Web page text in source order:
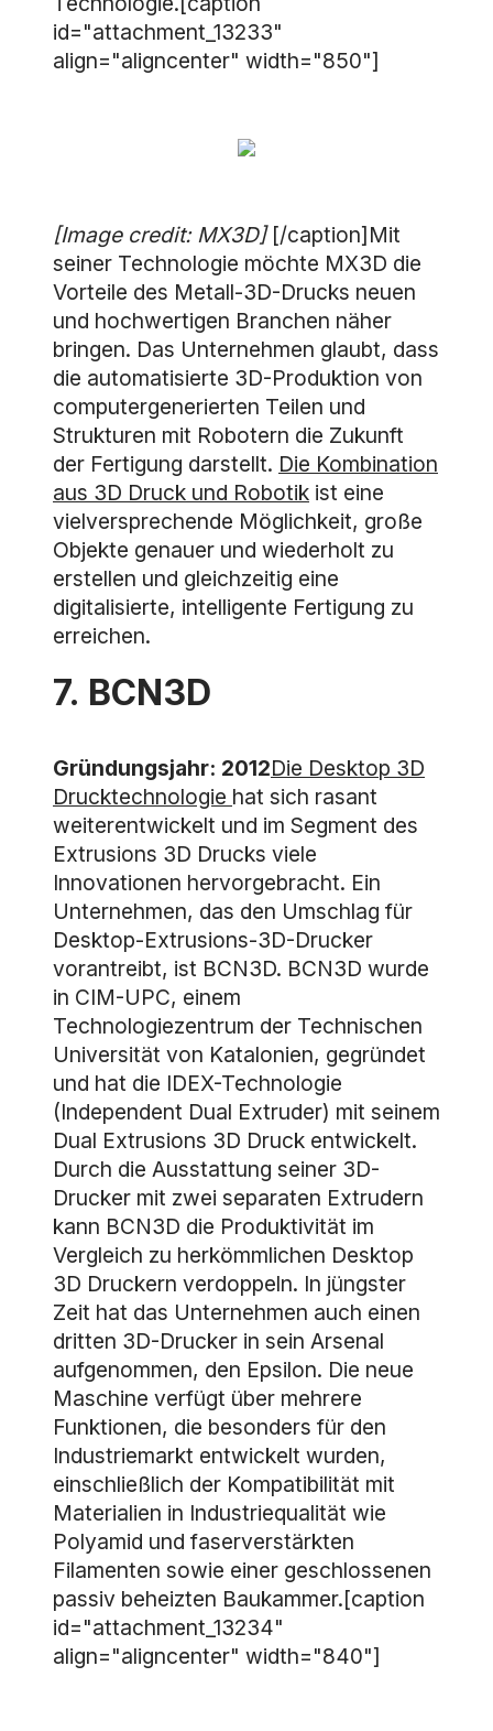
id="attachment_13233"
align="aligncenter" width="850"]
[Image credit: MX3D] [/caption]Mit
seiner Technologie möchte MX3D die
Vorteile des Metall-3D-Drucks neuen
und hochwertigen Branchen näher
bringen. Das Unternehmen glaubt, dass
die automatisierte 3D-Produktion von
computergenerierten Teilen und
Strukturen mit Robotern die Zukunft
der Fertigung darstellt. Die Kombination
aus 3D Druck und Robotik ist eine
vielversprechende Möglichkeit, große
Objekte genauer und wiederholt zu
erstellen und gleichzeitig eine
digitalisierte, intelligente Fertigung zu
erreichen.
7. BCN3D
Gründungsjahr: 2012Die Desktop 3D
Drucktechnologie hat sich rasant
weiterentwickelt und im Segment des
Extrusions 3D Drucks viele
Innovationen hervorgebracht. Ein
Unternehmen, das den Umschlag für
Desktop-Extrusions-3D-Drucker
vorantreibt, ist BCN3D. BCN3D wurde
in CIM-UPC, einem
Technologiezentrum der Technischen
Universität von Katalonien, gegründet
und hat die IDEX-Technologie
(Independent Dual Extruder) mit seinem
Dual Extrusions 3D Druck entwickelt.
Durch die Ausstattung seiner 3D-
Drucker mit zwei separaten Extrudern
kann BCN3D die Produktivität im
Vergleich zu herkömmlichen Desktop
3D Druckern verdoppeln. In jüngster
Zeit hat das Unternehmen auch einen
dritten 3D-Drucker in sein Arsenal
aufgenommen, den Epsilon. Die neue
Maschine verfügt über mehrere
Funktionen, die besonders für den
Industriemarkt entwickelt wurden,
einschließlich der Kompatibilität mit
Materialien in Industriequalität wie
Polyamid und faserverstärkten
Filamenten sowie einer geschlossenen
passiv beheizten Baukammer.[caption
id="attachment_13234"
align="aligncenter" width="840"]